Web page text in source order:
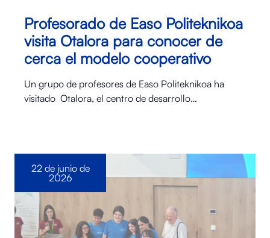
Profesorado de Easo Politeknikoa
visita Otalora para conocer de
cerca el modelo cooperativo
Un grupo de profesores de Easo Politeknikoa ha
visitado Otalora⁠, el centro de desarrollo…
22 de junio de
2026